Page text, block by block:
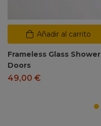
Añadir al carrito
Frameless Glass Shower
Doors
49,00 €